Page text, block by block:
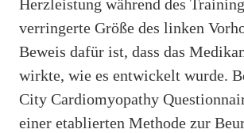
Herzleistung während des
verringerte Größe des linken
Beweis dafür ist, dass das
wirkte, wie es entwickelt wurde.
City Cardiomyopathy
einer etablierten Methode zur